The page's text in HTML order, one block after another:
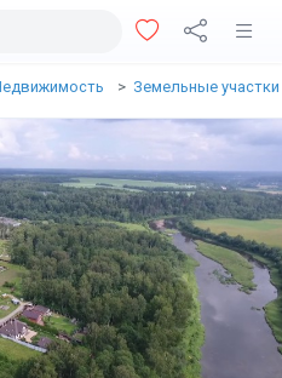
Земельные участки